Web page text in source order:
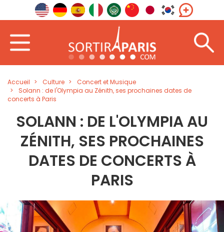
Accueil Culture
Concert et Musique
Solann : de l'Olympia au Zénith, ses prochaines dates de
concerts à Paris
SOLANN : DE L'OLYMPIA AU
ZÉNITH, SES PROCHAINES
DATES DE CONCERTS À
PARIS